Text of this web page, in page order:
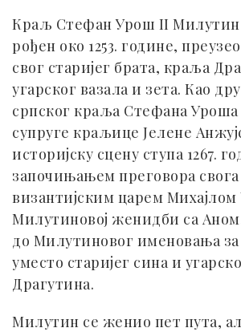
Краљ Стефан Урош II
рођен око 1253. године,
свог старијег брата, краља
угарског вазала и зета. Као
српског краља Стефана
супруге краљице Јелене
историјску сцену ступа 1267.
започињањем преговора свога
византијским царем Михајлом
Милутиновој женидби са
до Милутиновог именовања
уместо старијег сина и
Драгутина.
Милутин се женио пет пута,